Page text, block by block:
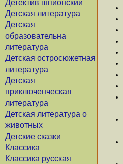
Детектив шпионский
Детская литература
Детская
образовательна
литература
Детская остросюжетная
литература
Детская
приключенческая
литература
Детская литература о
животных
Детские сказки
Классика
Классика русская